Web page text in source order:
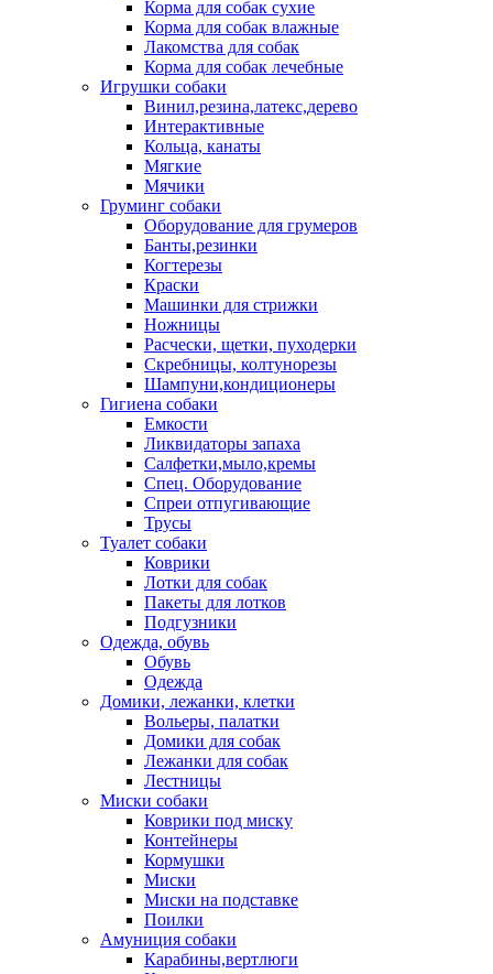
Корма для собак сухие
Корма для собак влажные
Лакомства для собак
Корма для собак лечебные
Игрушки собаки
Винил,резина,латекс,дерево
Интерактивные
Кольца, канаты
Мягкие
Мячики
Груминг собаки
Оборудование для грумеров
Банты,резинки
Когтерезы
Краски
Машинки для стрижки
Ножницы
Расчески, щетки, пуходерки
Скребницы, колтунорезы
Шампуни,кондиционеры
Гигиена собаки
Емкости
Ликвидаторы запаха
Салфетки,мыло,кремы
Спец. Оборудование
Спреи отпугивающие
Трусы
Туалет собаки
Коврики
Лотки для собак
Пакеты для лотков
Подгузники
Одежда, обувь
Обувь
Одежда
Домики, лежанки, клетки
Вольеры, палатки
Домики для собак
Лежанки для собак
Лестницы
Миски собаки
Коврики под миску
Контейнеры
Кормушки
Миски
Миски на подставке
Поилки
Амуниция собаки
Карабины,вертлюги